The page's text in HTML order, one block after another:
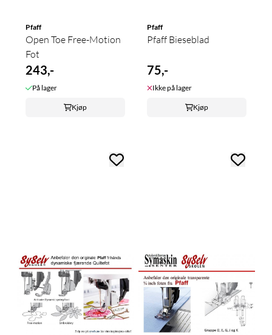
Pfaff
Open Toe Free-Motion
Fot
243,-
På lager
Kjøp
Pfaff
Pfaff Bieseblad
75,-
Ikke på lager
Kjøp